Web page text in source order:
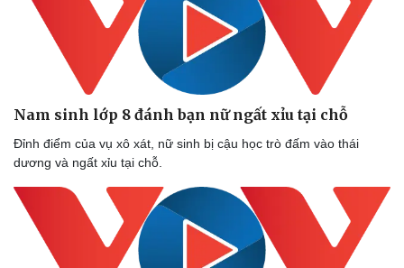
Nam sinh lớp 8 đánh bạn nữ ngất xỉu tại chỗ
Đỉnh điểm của vụ xô xát, nữ sinh bị cậu học trò đấm vào thái
dương và ngất xỉu tại chỗ.